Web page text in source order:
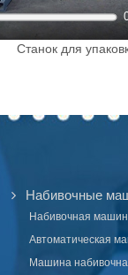
Станок для
Набивочные
Набивочная
Автоматическая
Машина